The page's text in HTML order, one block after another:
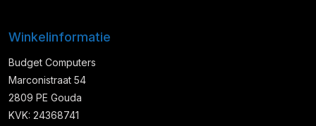
Winkelinformatie
Budget Computers
Marconistraat 54
2809 PE Gouda
KVK: 24368741